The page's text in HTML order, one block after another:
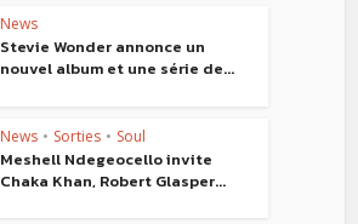
News
Stevie Wonder annonce un
nouvel album et une série de...
News • Sorties • Soul
Meshell Ndegeocello invite
Chaka Khan, Robert Glasper...